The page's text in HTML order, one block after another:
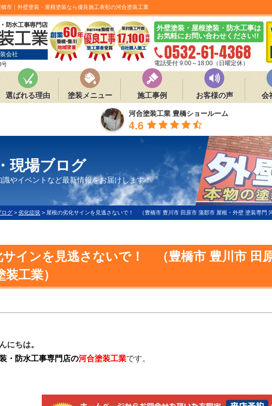
市｜外壁塗装・屋根塗装なら優良施工表彰の河合塗装工業
会社
号
外壁塗装・屋根塗装・防水工事は
お気軽にお問い合わせください!!
0532-61-4368
電話受付 9:00～18:00（日曜定休）
選ばれる理由 塗装メニュー 施工事例 お客様の声 会
河合塗装工業 豊橋ショールーム
4.6
現場ブログ
やイベントなど最新情報をお届けします！
ログ > 劣化症状 > 屋根の劣化サインを見逃さないで！ （豊橋市 豊川市 田原市 蒲郡市 屋根・外壁 塗装専門
サインを見逃さないで！ （豊橋市 豊川市 田
工業）
にちは。
・防水工事専門店の河合塗装工業です。